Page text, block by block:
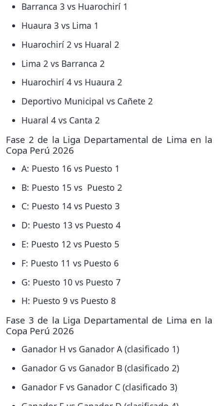
Barranca 3 vs Huarochirí 1
Huaura 3 vs Lima 1
Huarochirí 2 vs Huaral 2
Lima 2 vs Barranca 2
Huarochirí 4 vs Huaura 2
Deportivo Municipal vs Cañete 2
Huaral 4 vs Canta 2
Fase 2 de la Liga Departamental de Lima en la
Copa Perú 2026
A: Puesto 16 vs Puesto 1
B: Puesto 15 vs Puesto 2
C: Puesto 14 vs Puesto 3
D: Puesto 13 vs Puesto 4
E: Puesto 12 vs Puesto 5
F: Puesto 11 vs Puesto 6
G: Puesto 10 vs Puesto 7
H: Puesto 9 vs Puesto 8
Fase 3 de la Liga Departamental de Lima en la
Copa Perú 2026
Ganador H vs Ganador A (clasificado 1)
Ganador G vs Ganador B (clasificado 2)
Ganador F vs Ganador C (clasificado 3)